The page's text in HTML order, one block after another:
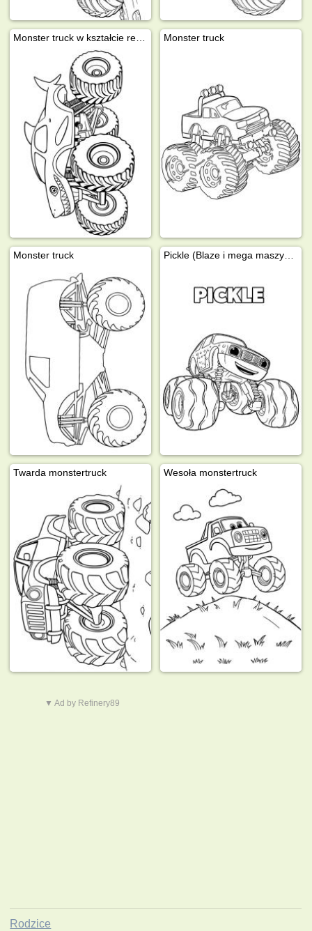
Monster truck w kształcie rekina Monster truck
Monster truck
Twarda monstertruck Wesoła monstertruck
▼ Ad by Refinery89
Rodzice